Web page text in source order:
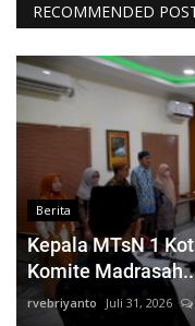
RECOMMENDED
Berita
Kepala MTsN 1
Komite
rvebriyanto Juli 31, 2026